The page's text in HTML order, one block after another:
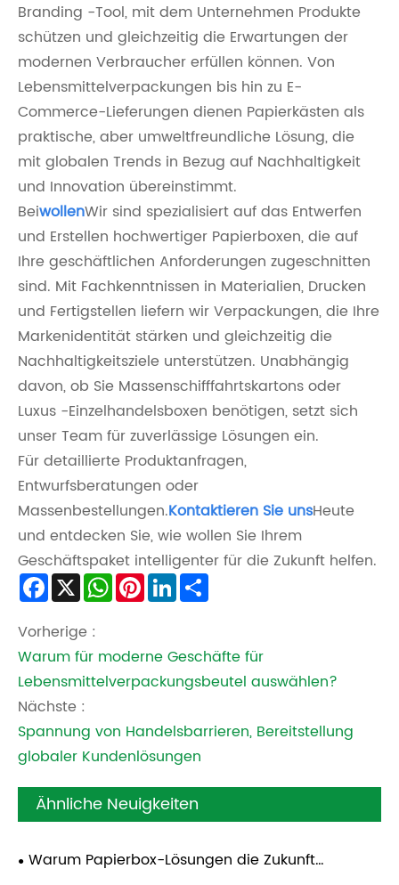
Branding -Tool, mit dem Unternehmen Produkte
schützen und gleichzeitig die Erwartungen der
modernen Verbraucher erfüllen können. Von
Lebensmittelverpackungen bis hin zu E-
Commerce-Lieferungen dienen Papierkästen als
praktische, aber umweltfreundliche Lösung, die
mit globalen Trends in Bezug auf Nachhaltigkeit
und Innovation übereinstimmt.
BeiwollenWir sind spezialisiert auf das Entwerfen
und Erstellen hochwertiger Papierboxen, die auf
Ihre geschäftlichen Anforderungen zugeschnitten
sind. Mit Fachkenntnissen in Materialien, Drucken
und Fertigstellen liefern wir Verpackungen, die Ihre
Markenidentität stärken und gleichzeitig die
Nachhaltigkeitsziele unterstützen. Unabhängig
davon, ob Sie Massenschifffahrtskartons oder
Luxus -Einzelhandelsboxen benötigen, setzt sich
unser Team für zuverlässige Lösungen ein.
Für detaillierte Produktanfragen,
Entwurfsberatungen oder
Massenbestellungen.Kontaktieren Sie unsHeute
und entdecken Sie, wie wollen Sie Ihrem
Geschäftspaket intelligenter für die Zukunft helfen.
Facebook
X WhatsApp
PinterestLinkedIn
Vorherige :
Warum für moderne Geschäfte für
Lebensmittelverpackungsbeutel auswählen?
Nächste :
Spannung von Handelsbarrieren, Bereitstellung
globaler Kundenlösungen
Ähnliche Neuigkeiten
Warum Papierbox-Lösungen die Zukunft